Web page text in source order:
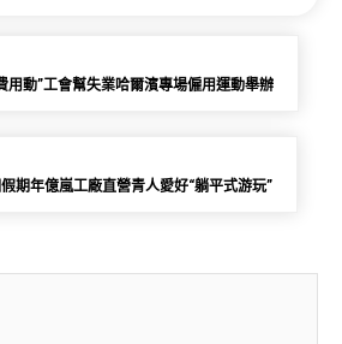
用動”工會幫失業哈爾濱專場僱用運動舉辦
期年億嵐工廠直營青人愛好“躺平式游玩”